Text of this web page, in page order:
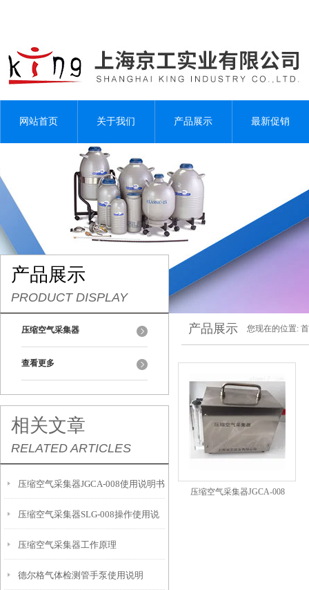
网站首页 关于我们 产品展示 最新促销
产品展示
PRODUCT DISPLAY
压缩空气采集器
查看更多
相关文章
RELATED ARTICLES
压缩空气采集器JGCA-008使用说明书
压缩空气采集器SLG-008操作使用说
明
压缩空气采集器工作原理
德尔格气体检测管手泵使用说明
产品展示 您现在的位置:
压缩空气采集器JGCA-008